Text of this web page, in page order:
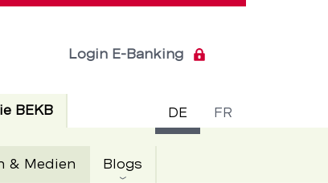
DE FR
Login E-Banking
BEKBAktiv
& Medien AktivBlogs